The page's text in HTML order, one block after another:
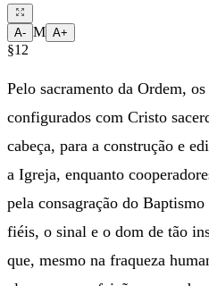
A- M A+
§12
Pelo sacramento da Ordem,
configurados com Cristo
cabeça, para a construção e
a Igreja, enquanto
pela consagração do
fiéis, o sinal e o dom de tão
que, mesmo na fraqueza